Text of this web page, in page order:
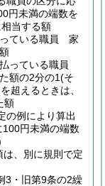
円未満の端数を
相当する額
っている職員 家
っている職員
額の2分の1(そ
超えるときは、
額
の例により算出
円未満の端数
、別に規則で定
3・旧第9条の2繰